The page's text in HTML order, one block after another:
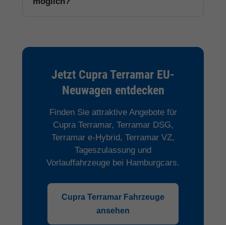
Jetzt Cupra Terramar EU-
Neuwagen entdecken
Finden Sie attraktive Angebote für
Cupra Terramar, Terramar DSG,
Terramar e-Hybrid, Terramar VZ,
Tageszulassung und
Vorlauffahrzeuge bei Hamburgcars.
Cupra Terramar Fahrzeuge
ansehen